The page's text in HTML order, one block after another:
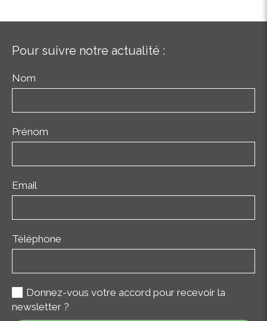
Pour suivre notre actualité :
Nom
Prénom
Email
Téléphone
Donnez-vous votre accord pour recevoir la
newsletter ?